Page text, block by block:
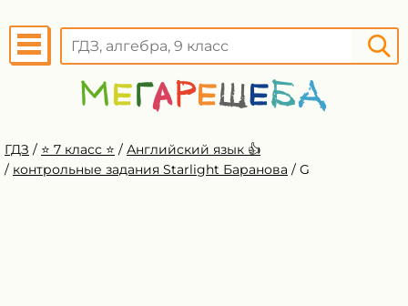
ГДЗ / ⭐️ 7 класс ⭐️ / Английский язык 👍
/ контрольные задания Starlight Баранова / G